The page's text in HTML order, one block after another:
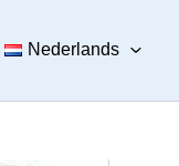
Nederlands